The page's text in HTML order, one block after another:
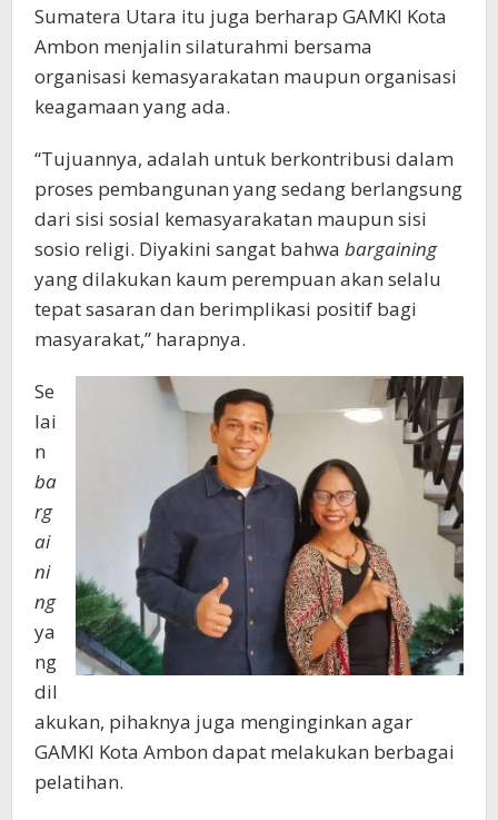
Sumatera Utara itu juga berharap GAMKI Kota
Ambon menjalin silaturahmi bersama
organisasi kemasyarakatan maupun organisasi
keagamaan yang ada.
“Tujuannya, adalah untuk berkontribusi dalam
proses pembangunan yang sedang berlangsung
dari sisi sosial kemasyarakatan maupun sisi
sosio religi. Diyakini sangat bahwa bargaining
yang dilakukan kaum perempuan akan selalu
tepat sasaran dan berimplikasi positif bagi
masyarakat,” harapnya.
Se
lai
n
ba
rg
ai
ni
ng
ya
ng
dil
akukan, pihaknya juga menginginkan agar
GAMKI Kota Ambon dapat melakukan berbagai
pelatihan.